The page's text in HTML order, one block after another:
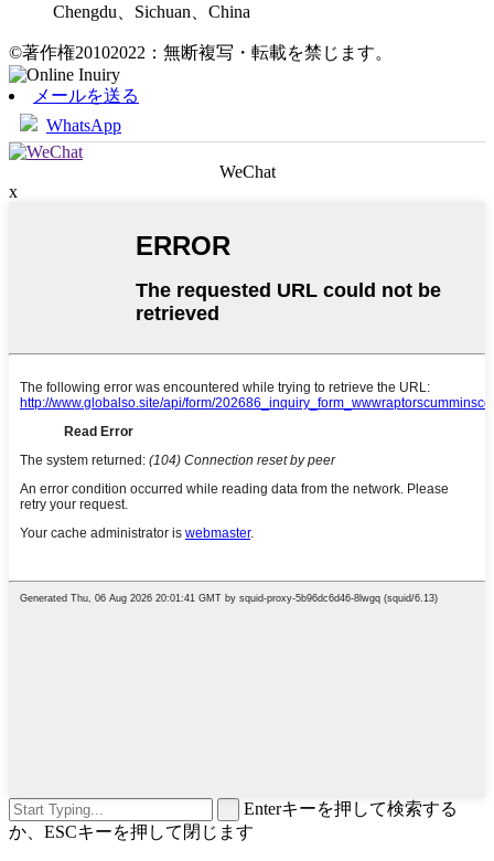
Chengdu、Sichuan、China
©著作権20102022：無断複写・転載を禁じます。
メールを送る
WhatsApp
WeChat
x
Enterキーを押して検索する
か、ESCキーを押して閉じます